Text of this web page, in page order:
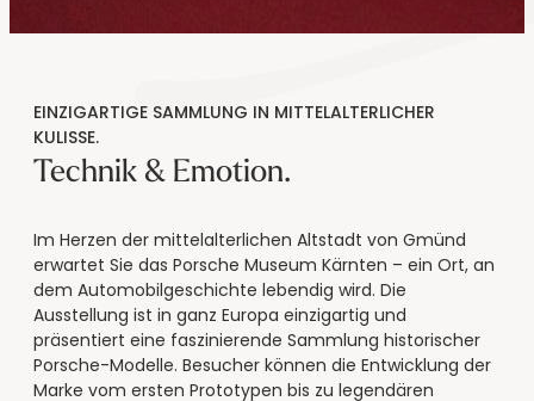
EINZIGARTIGE SAMMLUNG IN MITTELALTERLICHER
KULISSE.
Technik & Emotion.
Im Herzen der mittelalterlichen Altstadt von Gmünd
erwartet Sie das Porsche Museum Kärnten – ein Ort, an
dem Automobilgeschichte lebendig wird. Die
Ausstellung ist in ganz Europa einzigartig und
präsentiert eine faszinierende Sammlung historischer
Porsche-Modelle. Besucher können die Entwicklung der
Marke vom ersten Prototypen bis zu legendären